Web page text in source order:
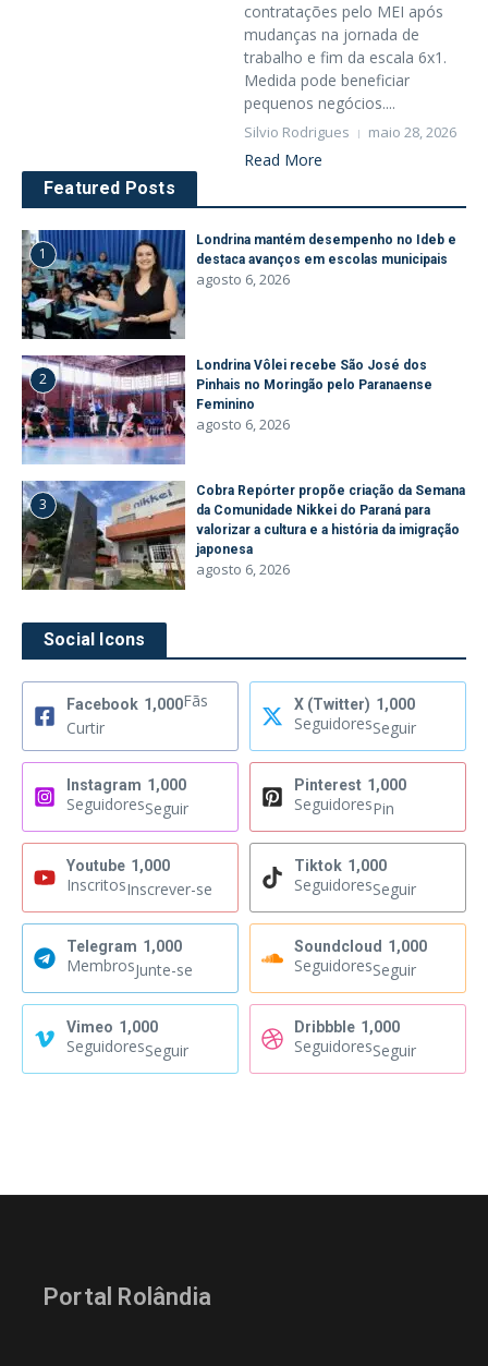
contratações pelo MEI após
mudanças na jornada de
trabalho e fim da escala 6x1.
Medida pode beneficiar
pequenos negócios....
Silvio Rodrigues maio 28, 2026
Read More
Featured Posts
1
Londrina mantém desempenho no Ideb e
destaca avanços em escolas municipais
agosto 6, 2026
2
Londrina Vôlei recebe São José dos
Pinhais no Moringão pelo Paranaense
Feminino
agosto 6, 2026
3
Cobra Repórter propõe criação da Semana
da Comunidade Nikkei do Paraná para
valorizar a cultura e a história da imigração
japonesa
agosto 6, 2026
Social Icons
Facebook 1,000Fãs
Curtir
X (Twitter) 1,000
SeguidoresSeguir
Instagram 1,000
SeguidoresSeguir
Pinterest 1,000
SeguidoresPin
Youtube 1,000
InscritosInscrever-se
Tiktok 1,000
SeguidoresSeguir
Telegram 1,000
MembrosJunte-se
Soundcloud 1,000
SeguidoresSeguir
Vimeo 1,000
SeguidoresSeguir
Dribbble 1,000
SeguidoresSeguir
Portal Rolândia